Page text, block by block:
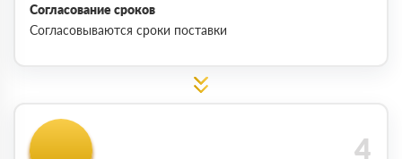
Согласование сроков
Согласовываются сроки поставки